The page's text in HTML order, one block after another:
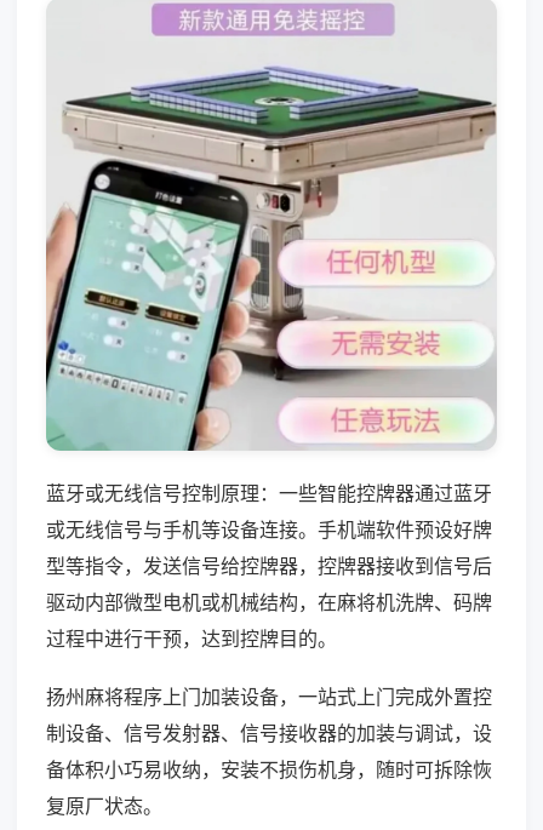
蓝牙或无线信号控制原理：一些智能控牌器通过蓝牙
或无线信号与手机等设备连接。手机端软件预设好牌
型等指令，发送信号给控牌器，控牌器接收到信号后
驱动内部微型电机或机械结构，在麻将机洗牌、码牌
过程中进行干预，达到控牌目的。
扬州麻将程序上门加装设备，一站式上门完成外置控
制设备、信号发射器、信号接收器的加装与调试，设
备体积小巧易收纳，安装不损伤机身，随时可拆除恢
复原厂状态。